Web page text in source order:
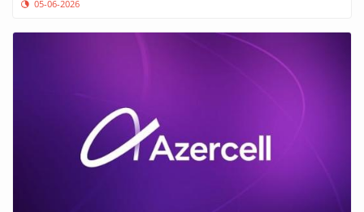
05-06-2026